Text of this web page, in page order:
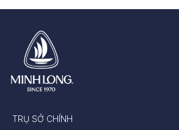
TRỤ SỞ CHÍNH